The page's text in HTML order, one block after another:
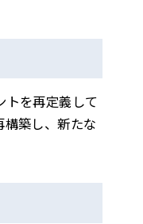
トを再定義して
築し、新たな